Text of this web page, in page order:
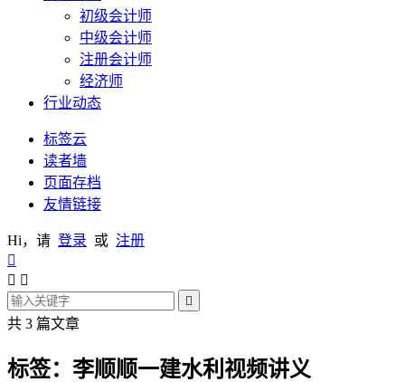
初级会计师
中级会计师
注册会计师
经济师
行业动态
标签云
读者墙
页面存档
友情链接
Hi，请 登录 或 注册

 

共 3 篇文章
标签：李顺顺一建水利视频讲义